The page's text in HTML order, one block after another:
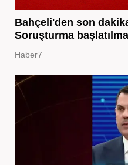
Bahçeli'den son
Soruşturma
Haber7